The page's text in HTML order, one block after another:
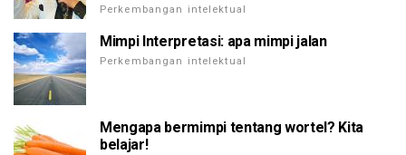
Perkembangan intelektual
Mimpi Interpretasi: apa mimpi jalan
Perkembangan intelektual
Mengapa bermimpi tentang wortel? Kita
belajar!